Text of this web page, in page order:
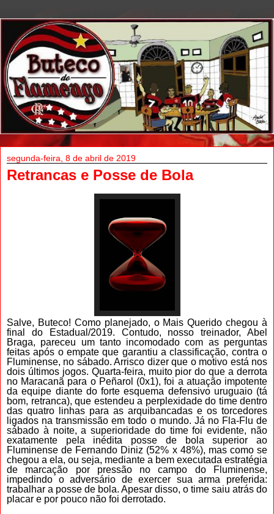
segunda-feira, 8 de abril de 2019
Retrancas e Posse de Bola
Salve, Buteco! Como planejado, o Mais Querido chegou à
final do Estadual/2019. Contudo, nosso treinador, Abel
Braga, pareceu um tanto incomodado com as perguntas
feitas após o empate que garantiu a classificação, contra o
Fluminense, no sábado. Arrisco dizer que o motivo está nos
dois últimos jogos. Quarta-feira, muito pior do que a derrota
no Maracanã para o Peñarol (0x1), foi a atuação impotente
da equipe diante do forte esquema defensivo uruguaio (tá
bom, retranca), que estendeu a perplexidade do time dentro
das quatro linhas para as arquibancadas e os torcedores
ligados na transmissão em todo o mundo. Já no Fla-Flu de
sábado à noite, a superioridade do time foi evidente, não
exatamente pela inédita posse de bola superior ao
Fluminense de Fernando Diniz (52% x 48%), mas como se
chegou a ela, ou seja, mediante a bem executada estratégia
de marcação por pressão no campo do Fluminense,
impedindo o adversário de exercer sua arma preferida:
trabalhar a posse de bola. Apesar disso, o time saiu atrás do
placar e por pouco não foi derrotado.